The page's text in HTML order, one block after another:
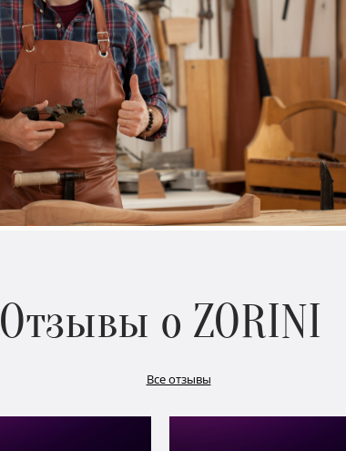
Отзывы о ZORINI
Все отзывы